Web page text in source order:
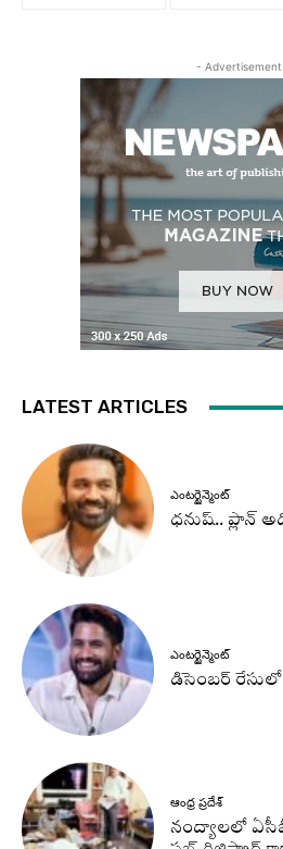
-
LATEST ARTICLES
ఎంటర్టైన్మెంట్
ధనుష్‌.. ప్లాన్
ఎంటర్టైన్మెంట్
డిసెంబర్
ఆంధ్ర ప్రదేశ్
నంద్యాలలో